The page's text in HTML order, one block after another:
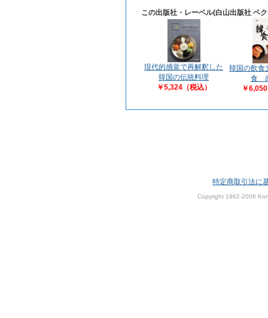
この出版社・レーベル(白山出版社 ペ
現代的感覚で再解釈した
韓国の伝統料理
￥5,324（税込）
韓国の飲食
食
￥
特定商取引法に
Copyright 1962-2006